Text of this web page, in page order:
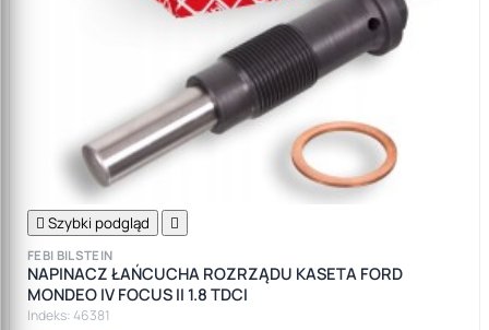
 Szybki podgląd 
FEBI BILSTEIN
NAPINACZ ŁAŃCUCHA ROZRZĄDU KASETA FORD
MONDEO IV FOCUS II 1.8 TDCI
Indeks: 46381